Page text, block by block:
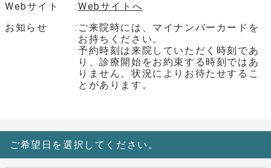
Webサイト
Webサイトへ
お知らせ
ご来院時には、マイナンバーカードを
お持ちください。
予約時刻は来院していただく時刻であ
り、診療開始をお約束する時刻ではあ
りません。状況によりお待たせするこ
とがあります。
ご希望日を選択してください。